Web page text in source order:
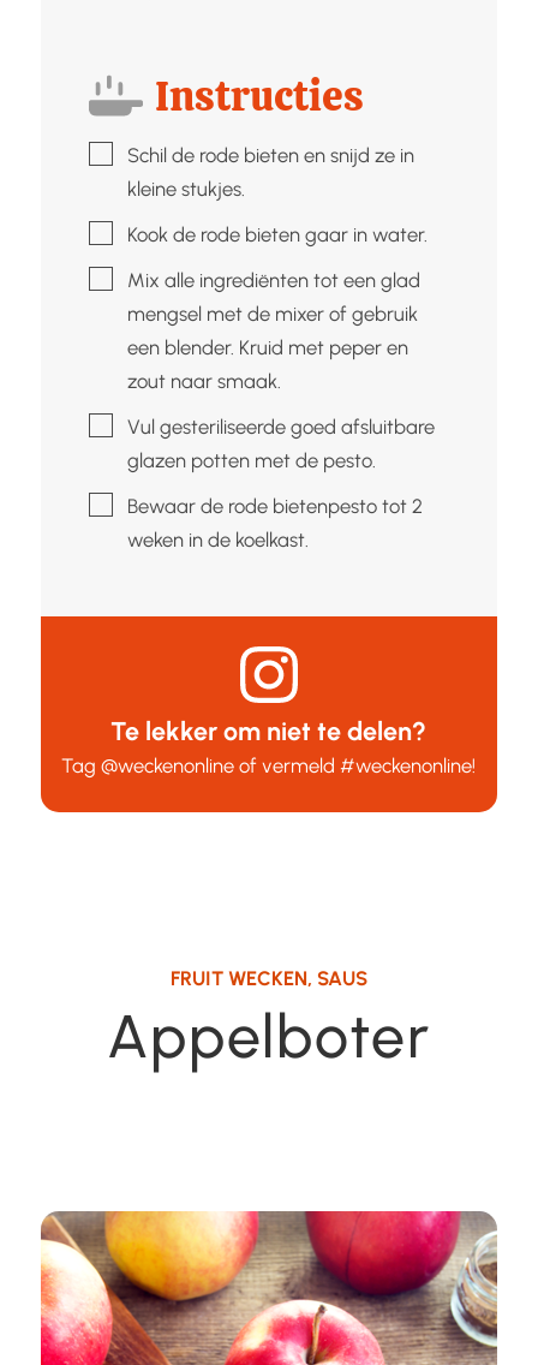
Instructies
▢Schil de rode bieten en snijd ze in
kleine stukjes.
▢Kook de rode bieten gaar in water.
▢Mix alle ingrediënten tot een glad
mengsel met de mixer of gebruik
een blender. Kruid met peper en
zout naar smaak.
▢Vul gesteriliseerde goed afsluitbare
glazen potten met de pesto.
▢Bewaar de rode bietenpesto tot 2
weken in de koelkast.
Te lekker om niet te delen?
Tag@weckenonline of vermeld#weckenonline!
FRUIT WECKEN, SAUS
Appelboter